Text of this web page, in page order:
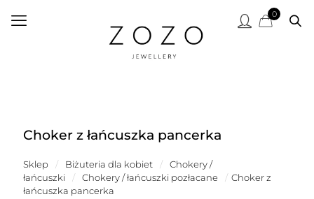
0
Choker z łańcuszka pancerka
Sklep / Biżuteria dla kobiet /
Chokery /
łańcuszki
/ Chokery / łańcuszki pozłacane / Choker z
łańcuszka pancerka